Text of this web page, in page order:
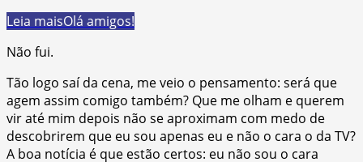
Leia maisOlá amigos!
Não fui.
Tão logo saí da cena, me veio o pensamento: será que
agem assim comigo também? Que me olham e querem
vir até mim depois não se aproximam com medo de
descobrirem que eu sou apenas eu e não o cara o da TV?
A boa notícia é que estão certos: eu não sou o cara